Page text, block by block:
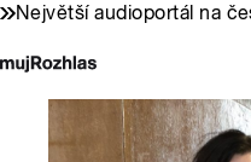
Největší audioportál na